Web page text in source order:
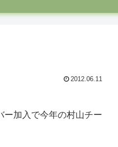
2012.06.11
山チー